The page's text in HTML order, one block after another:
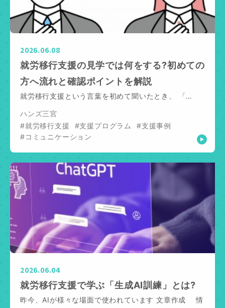
2026.06.08
就労移行支援の見学では何をする?初めての
方へ流れと確認ポイントを解説
就労移行支援という言葉を初めて聞いたとき、 「…
ハンズ三宮
#就労移行支援
#支援プログラム
#支援事例
#コミュニケーション
2026.06.04
就労移行支援で学ぶ「生成AI訓練」とは?
昨今、AIが様々な場面で使われています 文章作成 情